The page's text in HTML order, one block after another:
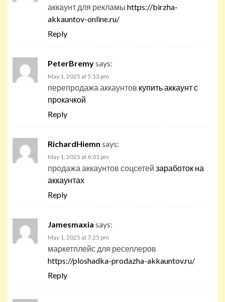
аккаунт для рекламы https://birzha-
akkauntov-online.ru/
Reply
PeterBremysays:
May 1, 2025 at 5:13 pm
перепродажа аккаунтов купить аккаунт с
прокачкой
Reply
RichardHiemn says:
May 1, 2025 at 6:01 pm
продажа аккаунтов соцсетей заработок на
аккаунтах
Reply
Jamesmaxia says:
May 1, 2025 at 7:25 pm
маркетплейс для реселлеров
https://ploshadka-prodazha-akkauntov.ru/
Reply